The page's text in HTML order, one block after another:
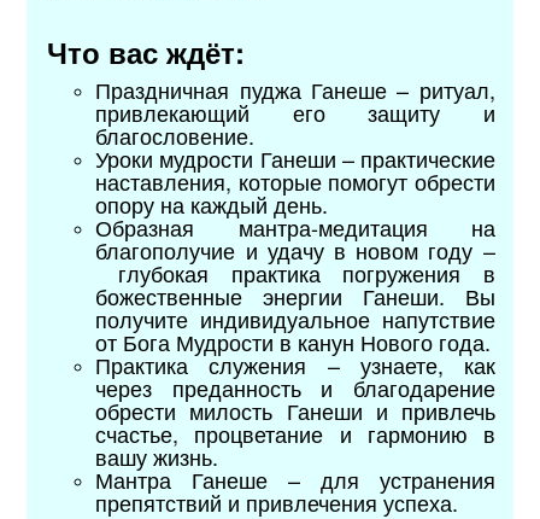
Что вас ждёт:
Праздничная пуджа Ганеше – ритуал,
привлекающий его защиту и
благословение.
Уроки мудрости Ганеши – практические
наставления, которые помогут обрести
опору на каждый день.
Образная мантра-медитация на
благополучие и удачу в новом году –
глубокая практика погружения в
божественные энергии Ганеши. Вы
получите индивидуальное напутствие
от Бога Мудрости в канун Нового года.
Практика служения – узнаете, как
через преданность и благодарение
обрести милость Ганеши и привлечь
счастье, процветание и гармонию в
вашу жизнь.
Мантра Ганеше – для устранения
препятствий и привлечения успеха.